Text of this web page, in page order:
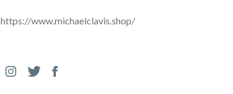
https://www.michaelclavis.shop/